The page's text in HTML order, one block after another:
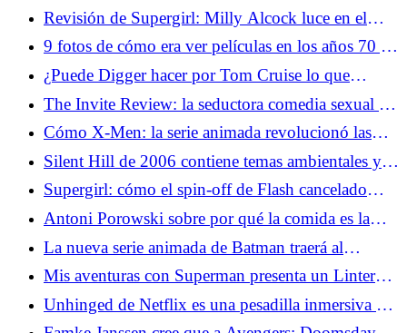
Revisión de Supergirl: Milly Alcock luce en el
mashup occidental de Uneven Space
9 fotos de cómo era ver películas en los años 70 y
90 Años 80
¿Puede Digger hacer por Tom Cruise lo que
Birdman hizo por Michael Keaton?
The Invite Review: la seductora comedia sexual de
Olivia Wilde es el evento del verano
Cómo X-Men: la serie animada revolucionó las
adaptaciones de superhéroes
Silent Hill de 2006 contiene temas ambientales y
políticos sorprendentemente relevantes
Supergirl: cómo el spin-off de Flash cancelado
llevó a Maid of Might a la pantalla
Antoni Porowski sobre por qué la comida es la
conexión humana definitiva
La nueva serie animada de Batman traerá al
Caballero Oscuro más extremo a la televisión
Mis aventuras con Superman presenta un Linterna
Verde muy diferente
Unhinged de Netflix es una pesadilla inmersiva de
invasión del hogar